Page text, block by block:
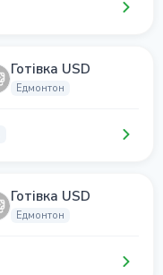
Готівка USD
Едмонтон
Готівка USD
Едмонтон